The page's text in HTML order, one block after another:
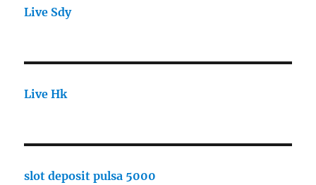
Live Sdy
Live Hk
slot deposit pulsa 5000